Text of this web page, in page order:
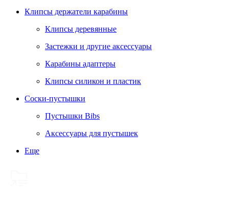
Клипсы держатели карабины
Клипсы деревянные
Застежки и другие аксессуары
Карабины адаптеры
Клипсы силикон и пластик
Соски-пустышки
Пустышки Bibs
Аксессуары для пустышек
Еще